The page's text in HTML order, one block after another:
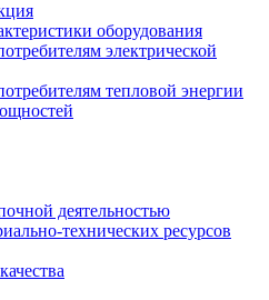
оборудования
электрической
тепловой энергии
деятельностью
технических ресурсов